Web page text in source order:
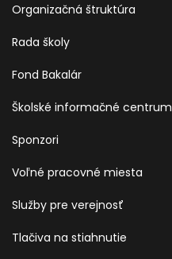
Organizačná štruktúra
Rada školy
Fond Bakalár
Školské informačné centrum
Sponzori
Voľné pracovné miesta
Služby pre verejnosť
Tlačiva na stiahnutie